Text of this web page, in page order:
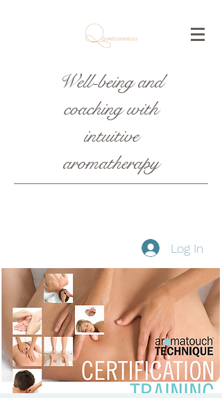
Well-being and
coaching with
intuitive
aromatherapy
Log In